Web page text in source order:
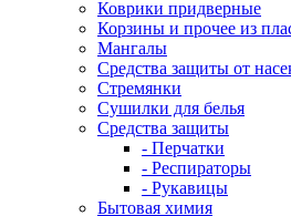
Коврики придверные
Корзины и прочее из
Мангалы
Средства защиты от
Стремянки
Сушилки для белья
Средства защиты
- Перчатки
- Респираторы
- Рукавицы
Бытовая химия